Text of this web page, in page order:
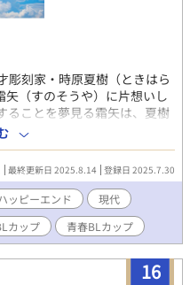
彫刻家・時原夏樹（ときはら
（すのそうや）に片想いし
ることを夢見る霜矢は、夏樹
せ、雪像づくりに巻き込ん
に触れることが苦手な夏樹。
」と称して夏樹の手に触れて
刻家×天真爛漫な夢見る男子
最終更新日 2025.8.14 登録日 2025.7.30
ッピーエンド
現代
カップ 青春BLカップ​
16